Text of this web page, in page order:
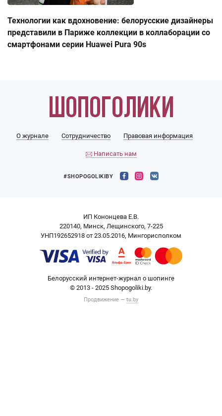
Технологии как вдохновение: белорусские дизайнеры
представили в Париже коллекции в коллаборации со
смартфонами серии Huawei Pura 90s
О журнале Сотрудничество Правовая информация
Написать нам
#SHOPOGOLIKIBY
ИП Кононцева Е.В.
220140, Минск, Лещинского, 7-225
УНП192652918 от 23.05.2016, Мингорисполком
Белорусский интернет-журнал о шопинге
© 2013 - 2025 Shopogoliki.by.
Продвижение — tu.by